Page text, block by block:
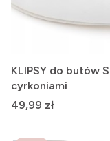
KLIPSY do butów
cyrkoniami
Cena
49,99 zł